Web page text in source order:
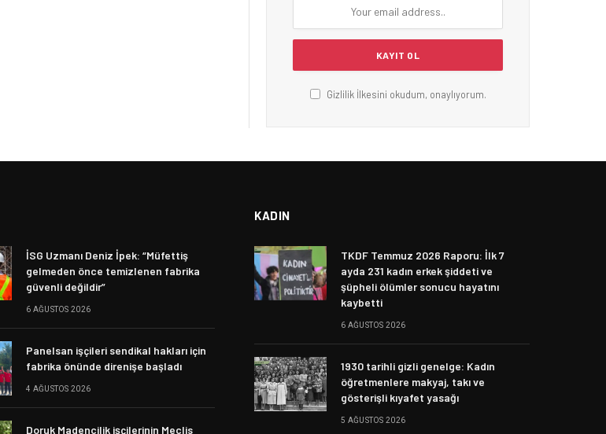
Gizlilik İlkesini okudum, onaylıyorum.
İSG Uzmanı Deniz İpek: “Müfettiş
gelmeden önce temizlenen fabrika
güvenli değildir”
6 AĞUSTOS 2026
Panelsan işçileri sendikal hakları için
fabrika önünde direnişe başladı
4 AĞUSTOS 2026
Doruk Madencilik işçilerinin Meclis
KADIN
TKDF Temmuz 2026 Raporu: İlk 7
ayda 231 kadın erkek şiddeti ve
şüpheli ölümler sonucu hayatını
kaybetti
6 AĞUSTOS 2026
1930 tarihli gizli genelge: Kadın
öğretmenlere makyaj, takı ve
gösterişli kıyafet yasağı
5 AĞUSTOS 2026